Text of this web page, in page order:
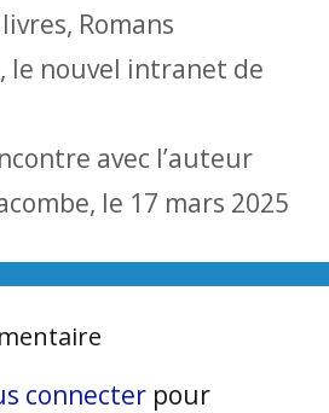
, Romans
le nouvel intranet de
avec l’auteur
le 17 mars 2025
connecter pour